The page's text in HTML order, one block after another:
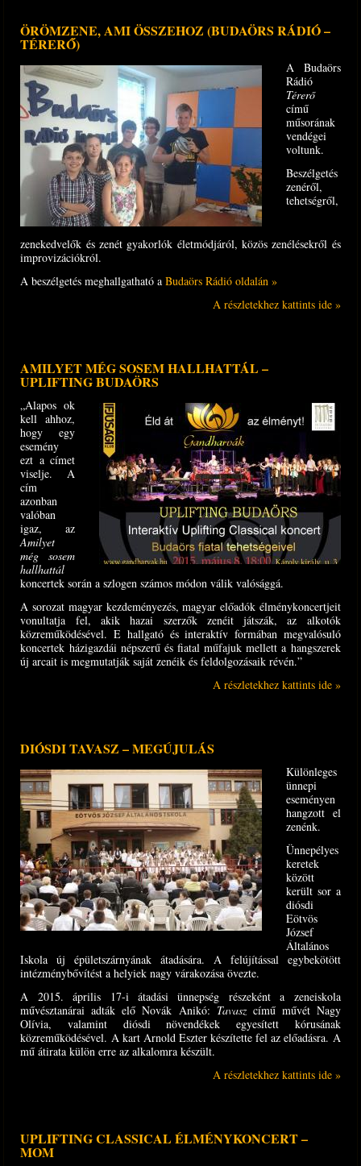
ÖRÖMZENE, AMI ÖSSZEHOZ (BUDAÖRS RÁDIÓ –
TÉRERŐ)
A Budaörs
Rádió
Térerő
című
műsorának
vendégei
voltunk.
Beszélgetés
zenéről,
tehetségről,
zenekedvelők és zenét gyakorlók életmódjáról, közös zené­lésekről és
improvizációkról.
A beszélgetés meghallgatható aBudaörs Rádió oldalán »
A részletekhez kattints ide »
AMILYET MÉG SOSEM HALLHATTÁL –
UPLIFTING BUDAÖRS
„Alapos ok
kell ahhoz,
hogy egy
esemény
ezt a címet
viselje. A
cím
azonban
valóban
igaz, az
Amilyet
még sosem
hallhattál
koncertek során a szlogen számos módon válik valósággá.
A sorozat magyar kezdeményezés, magyar előadók élménykoncertjeit
vonultatja fel, akik hazai szerzők zenéit játszák, az alkotók
közreműködésével. E hallgató és interaktív formában megvalósuló
koncertek házigazdái népszerű és fiatal műfajuk mellett a hangszerek
új arcait is megmutatják saját zenéik és feldolgozásaik révén.”
A részletekhez kattints ide »
DIÓSDI TAVASZ – MEGÚJULÁS
Különleges
ünnepi
eseményen
hangzott el
zenénk.
Ünnepélyes
keretek
között
került sor a
diósdi
Eötvös
József
Általános
Iskola új épület­szárnyának átadására. A felújítással egybekötött
intézménybővítést a helyiek nagy várakozása övezte.
A 2015. április 17-i átadási ünnepség részeként a zeneiskola
művésztanárai adták elő Novák Anikó: Tavaszcímű művét Nagy
Olívia, valamint diósdi növendékek egyesített kórusának
közreműködésével. A kart Arnold Eszter készítette fel az előadásra. A
mű átirata külön erre az alkalomra készült.
A részletekhez kattints ide »
UPLIFTING CLASSICAL ÉLMÉNYKONCERT –
MOM